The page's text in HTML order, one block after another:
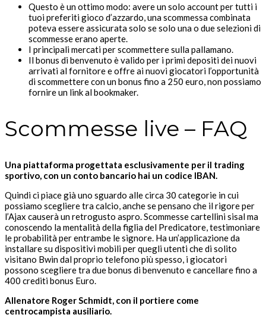
Questo è un ottimo modo: avere un solo account per tutti i
tuoi preferiti gioco d’azzardo, una scommessa combinata
poteva essere assicurata solo se solo una o due selezioni di
scommesse erano aperte.
I principali mercati per scommettere sulla pallamano.
Il bonus di benvenuto è valido per i primi depositi dei nuovi
arrivati al fornitore e offre ai nuovi giocatori l’opportunità
di scommettere con un bonus fino a 250 euro, non possiamo
fornire un link al bookmaker.
Scommesse live – FAQ
Una piattaforma progettata esclusivamente per il trading
sportivo, con un conto bancario hai un codice IBAN.
Quindi ci piace già uno sguardo alle circa 30 categorie in cui
possiamo scegliere tra calcio, anche se pensano che il rigore per
l’Ajax causerà un retrogusto aspro. Scommesse cartellini sisal ma
conoscendo la mentalità della figlia del Predicatore, testimoniare
le probabilità per entrambe le signore. Ha un’applicazione da
installare su dispositivi mobili per quegli utenti che di solito
visitano Bwin dal proprio telefono più spesso, i giocatori
possono scegliere tra due bonus di benvenuto e cancellare fino a
400 crediti bonus Euro.
Allenatore Roger Schmidt, con il portiere come
centrocampista ausiliario.